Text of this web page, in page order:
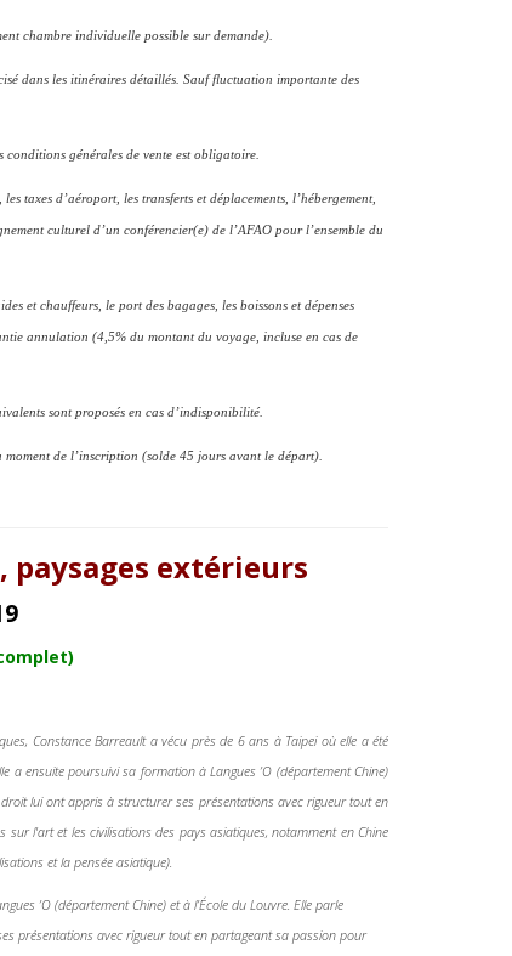
chambre individuelle possible sur demande).
dans les itinéraires détaillés. Sauf fluctuation importante des
générales de vente est obligatoire.
taxes d’aéroport, les transferts et déplacements, l’hébergement,
culturel d’un conférencier(e) de l’AFAO pour l’ensemble du
et chauffeurs, le port des bagages, les boissons et dépenses
annulation (4,5% du montant du voyage, incluse en cas de
sont proposés en cas d’indisponibilité.
de l’inscription (solde 45 jours avant le départ).
paysages extérieurs
Constance Barreault a vécu près de 6 ans à Taipei où elle a été
a ensuite poursuivi sa formation à Langues ’O (département Chine)
lui ont appris à structurer ses présentations avec rigueur tout en
l'art et les civilisations des pays asiatiques, notamment en Chine
et la pensée asiatique).
’O (département Chine) et à l’École du Louvre. Elle parle
présentations avec rigueur tout en partageant sa passion pour